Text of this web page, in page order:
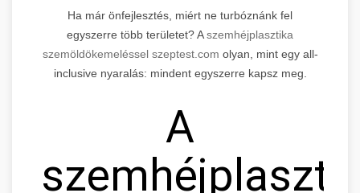
Ha már önfejlesztés, miért ne turbóznánk fel
egyszerre több területet? Aszemhéjplasztika
szemöldökemeléssel szeptest.com olyan, mint egy all-
inclusive nyaralás: mindent egyszerre kapsz meg.
A